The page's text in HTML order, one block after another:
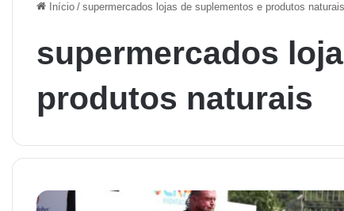
Início / supermercados lojas de suplementos e produtos naturais
supermercados
produtos naturais